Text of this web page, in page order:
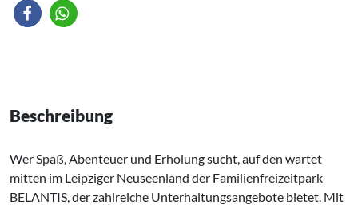
Beschreibung
Wer Spaß, Abenteuer und Erholung sucht, auf den wartet
mitten im Leipziger Neuseenland der Familienfreizeitpark
BELANTIS, der zahlreiche Unterhaltungsangebote bietet. Mit